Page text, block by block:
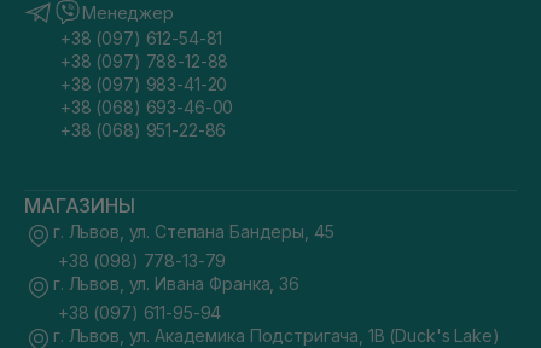
Менеджер
+38 (097) 612-54-81
+38 (097) 788-12-88
+38 (097) 983-41-20
+38 (068) 693-46-00
+38 (068) 951-22-86
МАГАЗИНЫ
г. Львов, ул. Степана Бандеры, 45
+38 (098) 778-13-79
г. Львов, ул. Ивана Франка, 36
+38 (097) 611-95-94
г. Львов, ул. Академика Подстригача, 1В (Duck's Lake)